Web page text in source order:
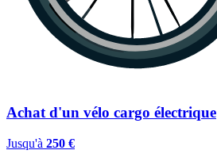
Achat d'un vélo cargo électrique
Jusqu'à 250 €